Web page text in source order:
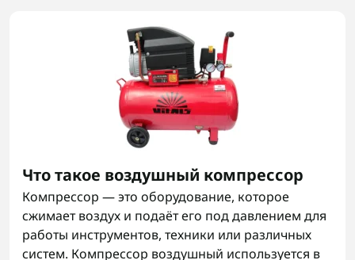
Что такое воздушный компрессор
Компрессор — это оборудование, которое
сжимает воздух и подаёт его под давлением для
работы инструментов, техники или различных
систем. Компрессор воздушный используется в